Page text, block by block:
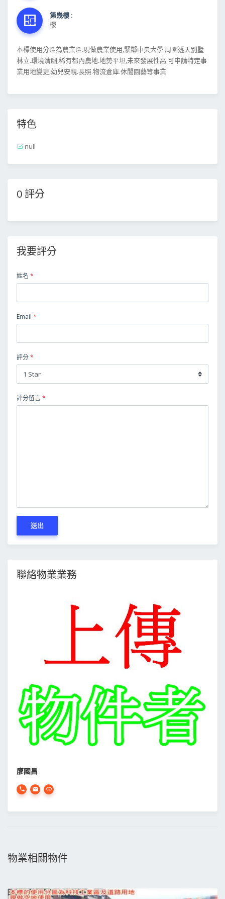
第幾樓 :
樓
本標使用分區為農業區.現做農業使用,緊鄰中央大學.周圍透天別墅
林立.環境清幽,稀有都內農地.地勢平坦,未來發展性高.可申請特定事
業用地變更,幼兒安親.長照.物流倉庫.休閒園藝等事業
特色
null
0 評分
我要評分
姓名 *
Email *
評分*
評分留言*
送出
聯絡物業業務
廖國昌
物業相關物件